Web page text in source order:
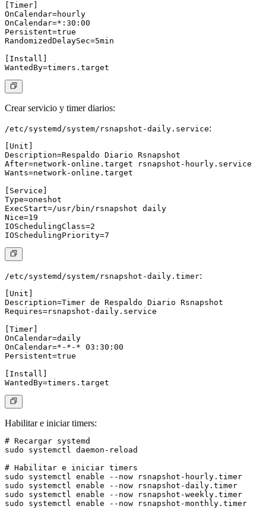
[Timer]
OnCalendar=hourly
OnCalendar=*:30:00
Persistent=true
RandomizedDelaySec=5min
[Install]
Crear servicio y timer diarios:
/etc/systemd/system/rsnapshot-daily.service:
[Unit]
Description=Respaldo Diario Rsnapshot
After=network-online.target rsnapshot-hourly.service
Wants=network-online.target
[Service]
Type=oneshot
ExecStart=/usr/bin/rsnapshot daily
Nice=19
IOSchedulingClass=2
/etc/systemd/system/rsnapshot-daily.timer:
[Unit]
Description=Timer de Respaldo Diario Rsnapshot
Requires=rsnapshot-daily.service
[Timer]
OnCalendar=daily
OnCalendar=*-*-* 03:30:00
Persistent=true
[Install]
Habilitar e iniciar timers:
# Recargar systemd
sudo systemctl daemon-reload
# Habilitar e iniciar timers
sudo systemctl enable --now rsnapshot-hourly.timer
sudo systemctl enable --now rsnapshot-daily.timer
sudo systemctl enable --now rsnapshot-weekly.timer
sudo systemctl enable --now rsnapshot-monthly.timer